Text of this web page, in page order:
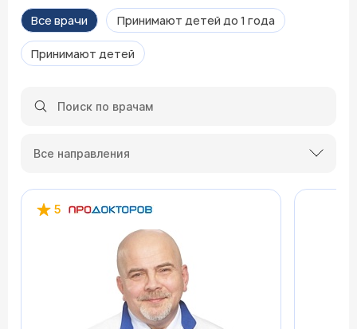
Все врачи Принимают детей до 1 года
Принимают детей
Все направления
5